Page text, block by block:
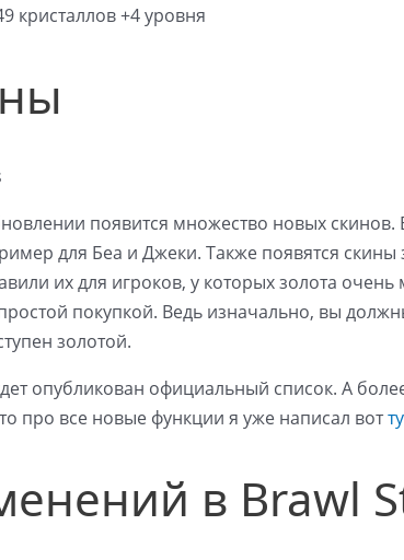
кристаллов +4 уровня
появится множество новых
для Беа и Джеки. Также появятся скины
их для игроков, у которых золота очень
покупкой. Ведь изначально, вы
золотой.
опубликован официальный список. А
про все новые функции я уже написал вот
в Brawl